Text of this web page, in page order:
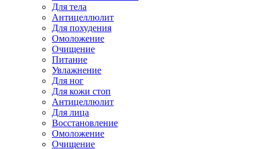
Для тела
Антицеллюлит
Для похудения
Омоложение
Очищение
Питание
Увлажнение
Для ног
Для кожи стоп
Антицеллюлит
Для лица
Восстановление
Омоложение
Очищение